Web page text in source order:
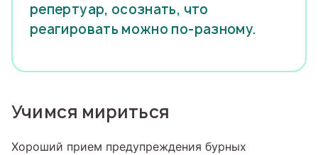
репертуар, осознать, что
реагировать можно по-разному.
Учимся мириться
Хороший прием предупреждения бурных